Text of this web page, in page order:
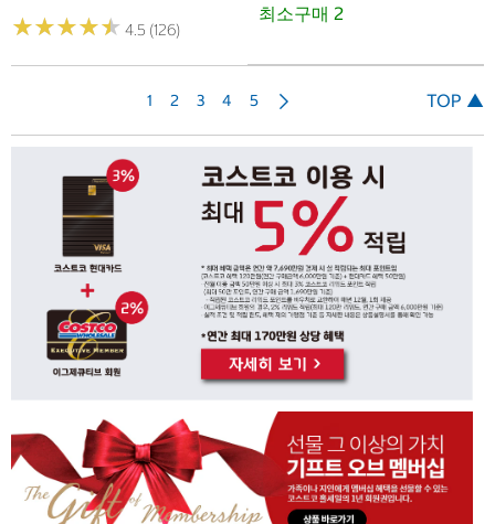
★★★★★
★★★★★ 4.5 (126)
최소구매 2
1 2 3 4 5 TOP ▲